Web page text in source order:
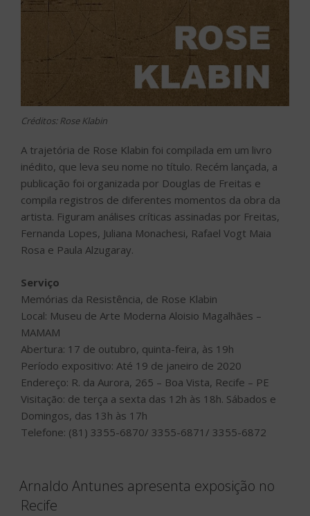
Créditos: Rose Klabin
A trajetória de Rose Klabin foi compilada em um livro
inédito, que leva seu nome no título. Recém lançada, a
publicação foi organizada por Douglas de Freitas e
compila registros de diferentes momentos da obra da
artista. Figuram análises críticas assinadas por Freitas,
Fernanda Lopes, Juliana Monachesi, Rafael Vogt Maia
Rosa e Paula Alzugaray.
Serviço
Memórias da Resistência, de Rose Klabin
Local: Museu de Arte Moderna Aloisio Magalhães –
MAMAM
Abertura: 17 de outubro, quinta-feira, às 19h
Período expositivo: Até 19 de janeiro de 2020
Endereço: R. da Aurora, 265 – Boa Vista, Recife – PE
Visitação: de terça a sexta das 12h às 18h. Sábados e
Domingos, das 13h às 17h
Telefone: (81) 3355-6870/ 3355-6871/ 3355-6872
Arnaldo Antunes apresenta exposição no
Recife